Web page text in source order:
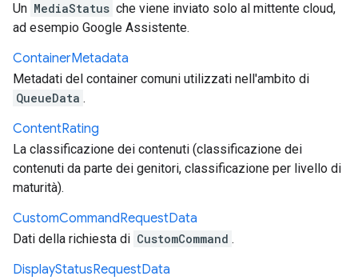
Un MediaStatus che viene inviato solo al mittente cloud,
ad esempio Google Assistente.
ContainerMetadata
Metadati del container comuni utilizzati nell'ambito di
QueueData .
ContentRating
La classificazione dei contenuti (classificazione dei
contenuti da parte dei genitori, classificazione per livello di
maturità).
CustomCommandRequestData
Dati della richiesta di CustomCommand .
DisplayStatusRequestData